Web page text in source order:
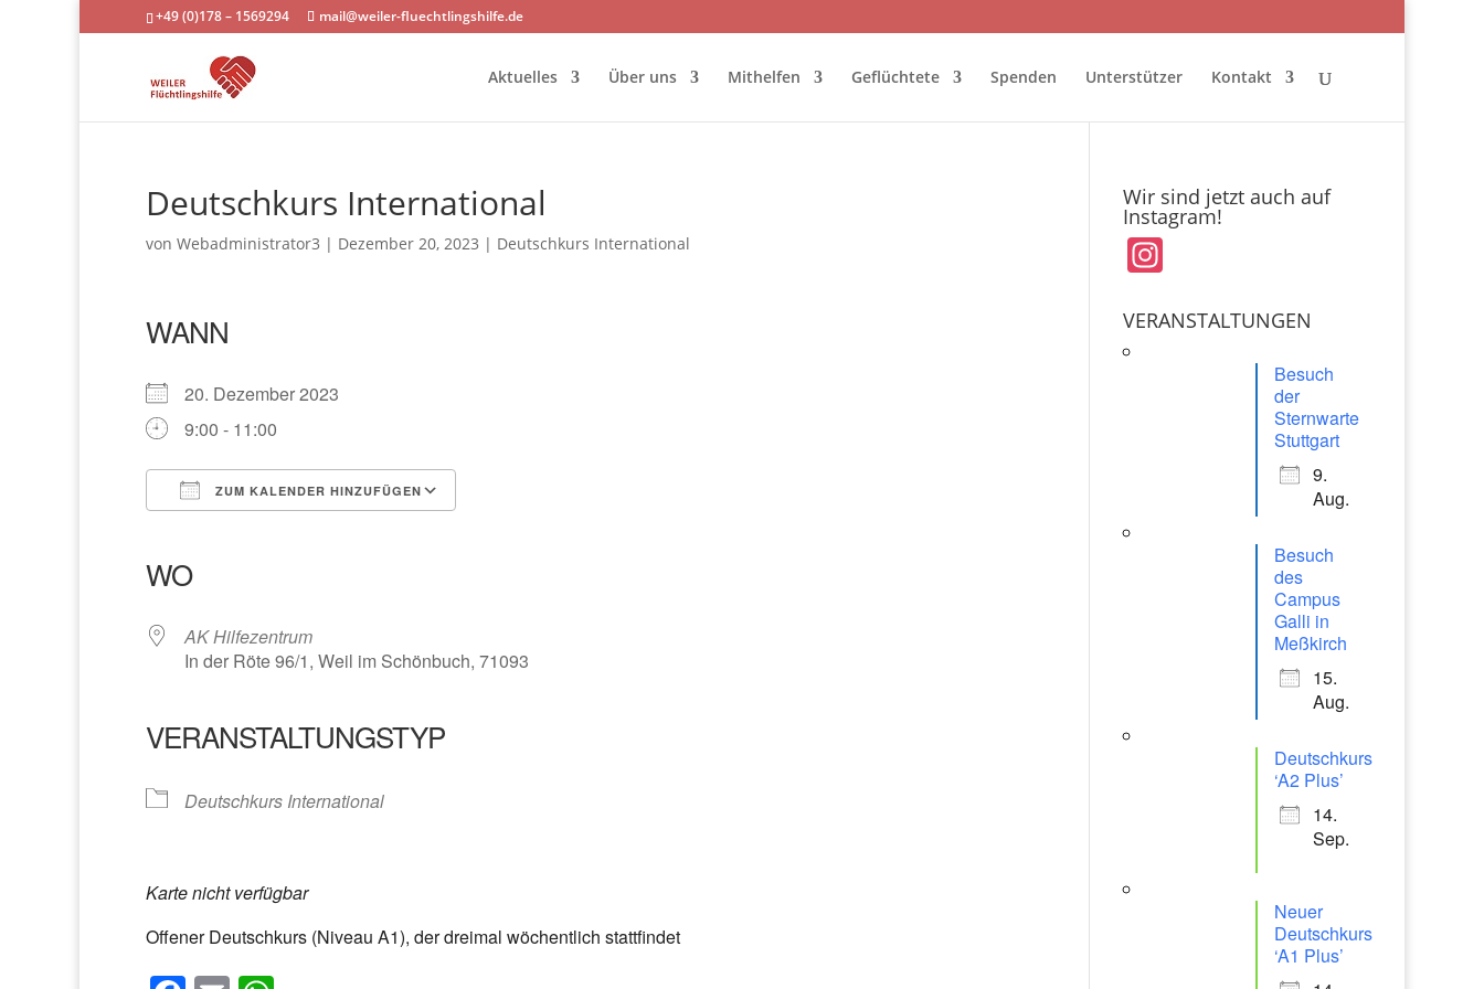
+49 (0)178 – 1569294 mail@weiler-fluechtlingshilfe.de
Aktuelles Über uns Mithelfen Geflüchtete Spenden Unterstützer Kontakt
Deutschkurs International
von Webadministrator3 | Dezember 20, 2023 | Deutschkurs International
WANN
20. Dezember 2023
9:00 - 11:00
ZUM KALENDER HINZUFÜGEN
WO
AK Hilfezentrum
In der Röte 96/1, Weil im Schönbuch, 71093
VERANSTALTUNGSTYP
Deutschkurs International
Karte nicht verfügbar
Offener Deutschkurs (Niveau A1), der dreimal wöchentlich stattfindet
Wir sind jetzt auch auf
Instagram!
In
a
VERANSTALTUNGEN
Besuch
der
Sternwarte
Stuttgart
9.
Aug.
Besuch
des
Campus
Galli in
Meßkirch
15.
Aug.
Deutschkurs
‘A2 Plus’
14.
Sep.
Neuer
Deutschkurs
‘A1 Plus’